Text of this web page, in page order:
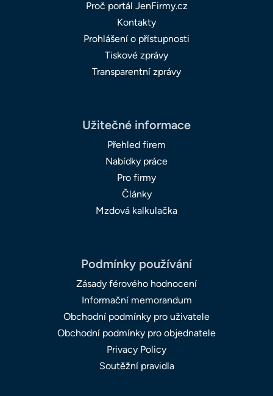
Proč portál JenFirmy.cz
Kontakty
Prohlášení o přístupnosti
Tiskové zprávy
Transparentní zprávy
Užitečné informace
Přehled firem
Nabídky práce
Pro firmy
Články
Mzdová kalkulačka
Podmínky používání
Zásady férového hodnocení
Informační memorandum
Obchodní podmínky pro uživatele
Obchodní podmínky pro objednatele
Privacy Policy
Soutěžní pravidla